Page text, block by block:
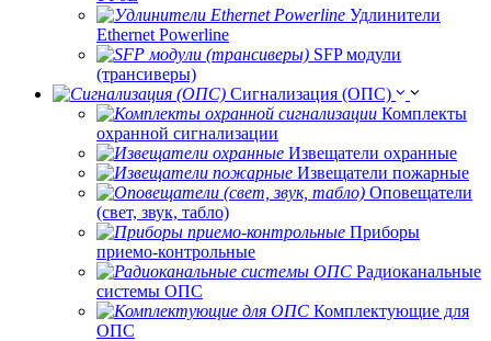
Удлинители
Ethernet Powerline
SFP модули
(трансиверы)
Сигнализация (ОПС)
Комплекты
охранной сигнализации
Извещатели охранные
Извещатели пожарные
Оповещатели
(свет, звук, табло)
Приборы
приемо-контрольные
Радиоканальные
системы ОПС
Комплектующие для
ОПС